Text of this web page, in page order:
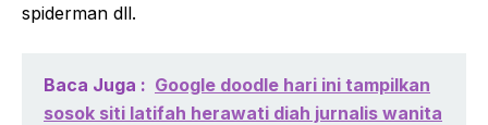
spiderman dll.
Baca Juga : Google doodle hari ini tampilkan
sosok siti latifah herawati diah jurnalis wanita